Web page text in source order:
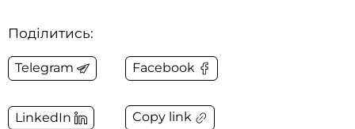
Поділитись:
Telegram Facebook
LinkedIn Copy link